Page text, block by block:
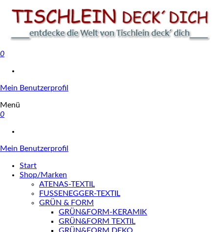
0
Mein Benutzerprofil
Menü
0
Mein Benutzerprofil
Start
Shop/Marken
ATENAS-TEXTIL
FUSSENEGGER-TEXTIL
GRÜN & FORM
GRÜN&FORM-KERAMIK
GRÜN&FORM TEXTIL